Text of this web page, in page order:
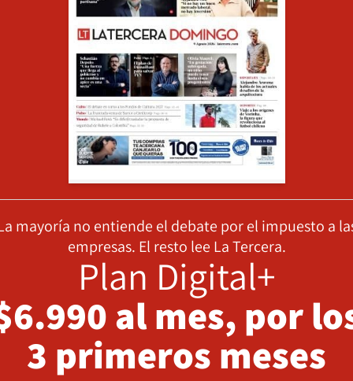
mayoría no entiende el debate por el impuesto a
empresas. El resto lee La Tercera.
Plan Digital+
al mes, por
3 primeros meses